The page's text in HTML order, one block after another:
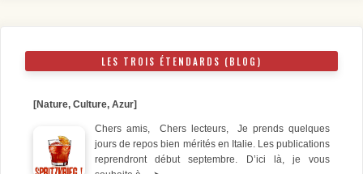
LES TROIS ÉTENDARDS (BLOG)
[Nature, Culture, Azur]
Chers amis, Chers lecteurs, Je prends quelques
jours de repos bien mérités en Italie. Les publications
reprendront début septembre. D’ici là, je vous